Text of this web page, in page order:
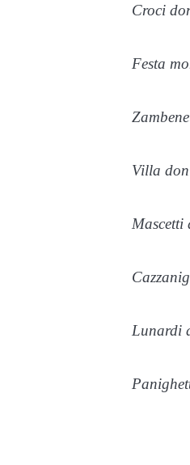
Croci
Festa
Villa
Mascetti
Lunardi